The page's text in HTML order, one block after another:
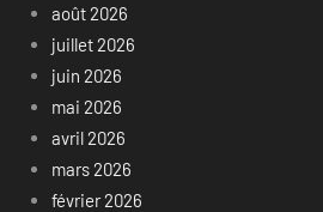
août 2026
juillet 2026
juin 2026
mai 2026
avril 2026
mars 2026
février 2026